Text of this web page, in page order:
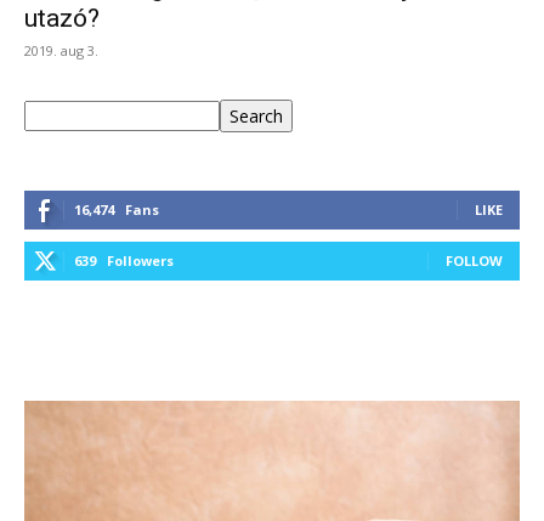
utazó?
2019. aug 3.
Search
16,474 Fans LIKE
639 Followers FOLLOW